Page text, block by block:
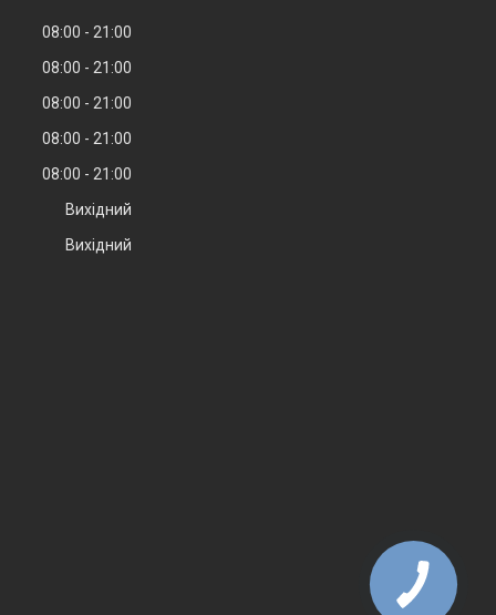
08:00
21:00
08:00
21:00
08:00
21:00
08:00
21:00
08:00
21:00
Вихідний
Вихідний